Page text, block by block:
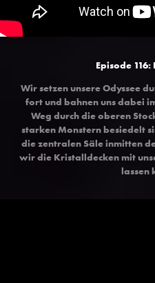
Episode
Wir setzen unsere Odyssee
fort und bahnen uns dabei
Weg durch die oberen
starken Monstern besiedelt
die zentralen Säle inmitten
wir die Kristalldecken mit
lassen